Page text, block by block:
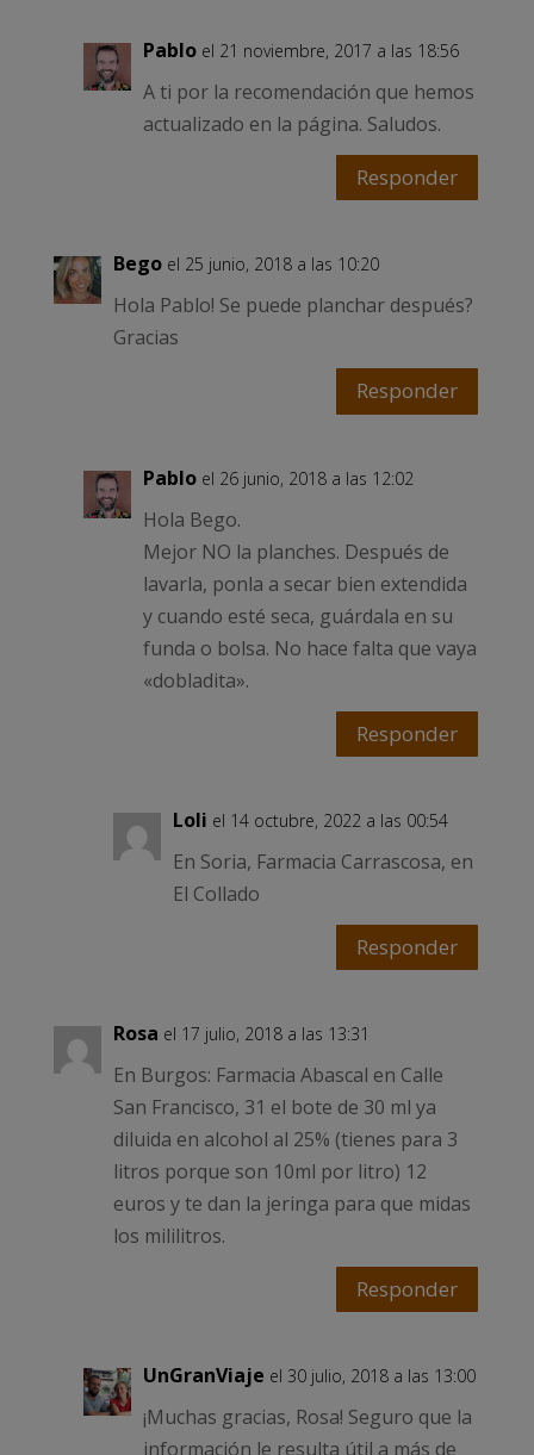
Pablo el 21 noviembre, 2017 a las 18:56
A ti por la recomendación que hemos
actualizado en la página. Saludos.
Responder
Bego el 25 junio, 2018 a las 10:20
Hola Pablo! Se puede planchar después?
Gracias
Responder
Pablo el 26 junio, 2018 a las 12:02
Hola Bego.
Mejor NO la planches. Después de
lavarla, ponla a secar bien extendida
y cuando esté seca, guárdala en su
funda o bolsa. No hace falta que vaya
«dobladita».
Responder
Loli el 14 octubre, 2022 a las 00:54
En Soria, Farmacia Carrascosa, en
El Collado
Responder
Rosa el 17 julio, 2018 a las 13:31
En Burgos: Farmacia Abascal en Calle
San Francisco, 31 el bote de 30 ml ya
diluida en alcohol al 25% (tienes para 3
litros porque son 10ml por litro) 12
euros y te dan la jeringa para que midas
los mililitros.
Responder
UnGranViaje el 30 julio, 2018 a las 13:00
¡Muchas gracias, Rosa! Seguro que la
información le resulta útil a más de